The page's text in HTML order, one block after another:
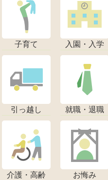
子育て 入園・入学
引っ越し 就職・退職
介護・高齢
お悔み